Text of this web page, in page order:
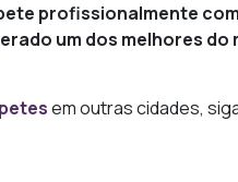
profissionalmente
um dos melhores
em outras cidades,